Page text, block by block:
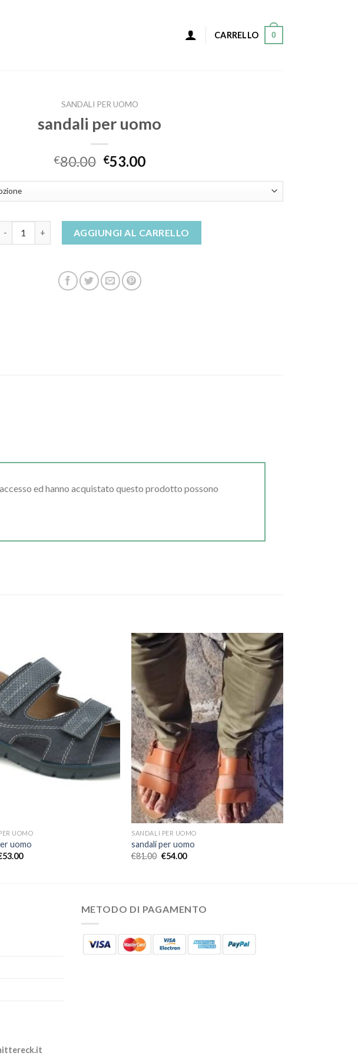
CARRELLO 0
SANDALI PER UOMO
sandali per uomo
€80.00 €53.00
AGGIUNGI AL CARRELLO
ed hanno acquistato questo prodotto possono
UOMO
uomo
53.00
SANDALI PER UOMO
sandali per uomo
€81.00 €54.00
METODO DI PAGAMENTO